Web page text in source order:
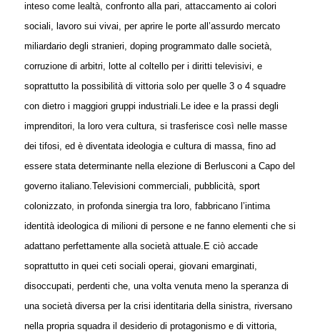
inteso come lealtà, confronto alla pari, attaccamento ai colori
sociali, lavoro sui vivai, per aprire le porte all’assurdo mercato
miliardario degli stranieri, doping programmato dalle società,
corruzione di arbitri, lotte al coltello per i diritti televisivi, e
soprattutto la possibilità di vittoria solo per quelle 3 o 4 squadre
con dietro i maggiori gruppi industriali. Le idee e la prassi degli
imprenditori, la loro vera cultura, si trasferisce così nelle masse
dei tifosi, ed è diventata ideologia e cultura di massa, fino ad
essere stata determinante nella elezione di Berlusconi a Capo del
governo italiano.Televisioni commerciali, pubblicità, sport
colonizzato, in profonda sinergia tra loro, fabbricano l’intima
identità ideologica di milioni di persone e ne fanno elementi che si
adattano perfettamente alla società attuale. E ciò accade
soprattutto in quei ceti sociali operai, giovani emarginati,
disoccupati, perdenti che, una volta venuta meno la speranza di
una società diversa per la crisi identitaria della sinistra, riversano
nella propria squadra il desiderio di protagonismo e di vittoria,